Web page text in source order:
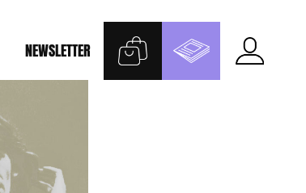
NEWSLETTER